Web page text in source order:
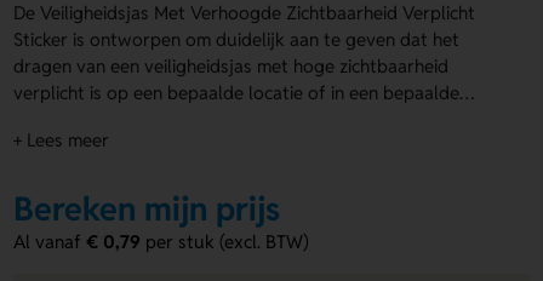
De Veiligheidsjas Met Verhoogde Zichtbaarheid Verplicht
Sticker is ontworpen om duidelijk aan te geven dat het
dragen van een veiligheidsjas met hoge zichtbaarheid
verplicht is op een bepaalde locatie of in een bepaalde
bouwplaatsen, in magazijnen, op industrieterreinen en
groot belang is. De sticker is verkrijgbaar in verschillende
afmetingen, variërend van Ø 50 mm tot Ø 300 mm, zodat
deze perfect past bij de gewenste toepassing. Het
+ Lees meer
Bereken mijn prijs
Al vanaf€ 0,79 per stuk (excl. BTW)